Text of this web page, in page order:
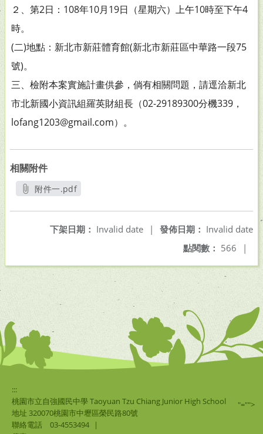
２、第2日：108年10月19日（星期六）上午10時至下午4
時。
(二)地點：新北市新莊體育館(新北市新莊區中華路一段75
號)。
三、檢附本案實施計畫供參，倘有相關問題，請逕洽新北
市北新國小資訊組羅英財組長（02-29189300分機339，
lofang1203@gmail.com）。
相關附件
附件一.pdf
發佈日期： Invalid date
下架日期： Invalid date
|
點閱數： 566 |
:::
桃園市立自強國民中學 Taoyuan Tzu Chiang Junior High School
地址 320070桃園市中壢區榮民路80號
聯絡電話
03-4553494
|
"="">